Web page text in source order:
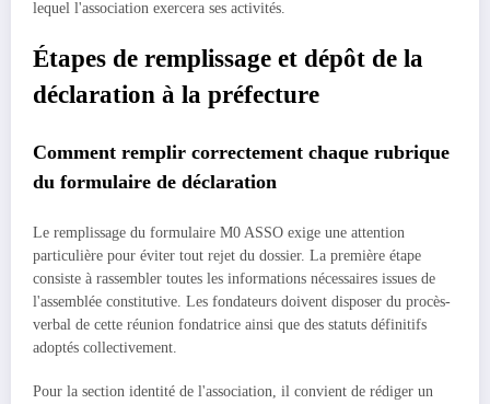
lequel l'association exercera ses activités.
Étapes de remplissage et dépôt de la
déclaration à la préfecture
Comment remplir correctement chaque rubrique
du formulaire de déclaration
Le remplissage du formulaire M0 ASSO exige une attention
particulière pour éviter tout rejet du dossier. La première étape
consiste à rassembler toutes les informations nécessaires issues de
l'assemblée constitutive. Les fondateurs doivent disposer du procès-
verbal de cette réunion fondatrice ainsi que des statuts définitifs
adoptés collectivement.
Pour la section identité de l'association, il convient de rédiger un